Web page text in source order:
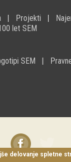
Projekti
let SEM
SEM
delovanje spletne